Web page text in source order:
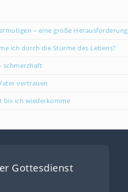
– eine große Herausforderung
ich durch die Stürme des Lebens?
schmerzhaft
vertrauen
bis ich wiederkomme
Gottesdienst